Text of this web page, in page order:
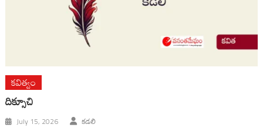
కవిత్వం
దిక్సూచి
July 15, 2026 కడలి